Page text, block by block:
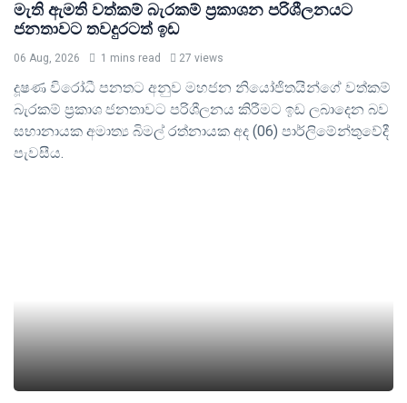
මැති ඇමති වත්කම් බැරකම් ප්‍රකාශන පරිශීලනයට
ජනතාවට තවදුරටත් ඉඩ
06 Aug, 2026 1 mins read 27 views
දූෂණ විරෝධී පනතට අනුව මහජන නියෝජිතයින්ගේ වත්කම්
බැරකම් ප්‍රකාශ ජනතාවට පරිශීලනය කිරීමට ඉඩ ලබාදෙන බව
සභානායක අමාත්‍ය බිමල් රත්නායක අද (06) පාර්ලිමේන්තුවේදී
පැවසීය.